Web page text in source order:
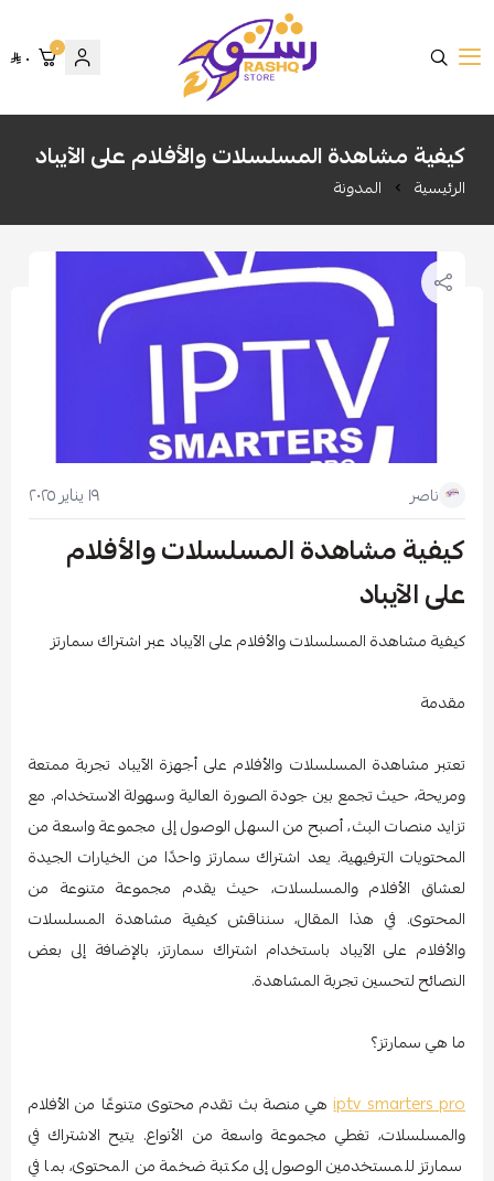
متجر رشق
٠ ٠
كيفية مشاهدة المسلسلات والأفلام على الآيباد
الرئيسية المدونة
ناصر ١٩ يناير ٢٠٢٥
كيفية مشاهدة المسلسلات والأفلام
على الآيباد
كيفية مشاهدة المسلسلات والأفلام على الآيباد عبر اشتراك سمارتز
مقدمة
تعتبر مشاهدة المسلسلات والأفلام على أجهزة الآيباد تجربة ممتعة
ومريحة، حيث تجمع بين جودة الصورة العالية وسهولة الاستخدام. مع
تزايد منصات البث، أصبح من السهل الوصول إلى مجموعة واسعة من
المحتويات الترفيهية. يعد اشتراك سمارتز واحدًا من الخيارات الجيدة
لعشاق الأفلام والمسلسلات، حيث يقدم مجموعة متنوعة من
المحتوى. في هذا المقال، سنناقش كيفية مشاهدة المسلسلات
والأفلام على الآيباد باستخدام اشتراك سمارتز، بالإضافة إلى بعض
النصائح لتحسين تجربة المشاهدة.
ما هي سمارتز؟
iptv smarters proهي منصة بث تقدم محتوى متنوعًا من الأفلام
والمسلسلات، تغطي مجموعة واسعة من الأنواع. يتيح الاشتراك في
سمارتز للمستخدمين الوصول إلى مكتبة ضخمة من المحتوى، بما في